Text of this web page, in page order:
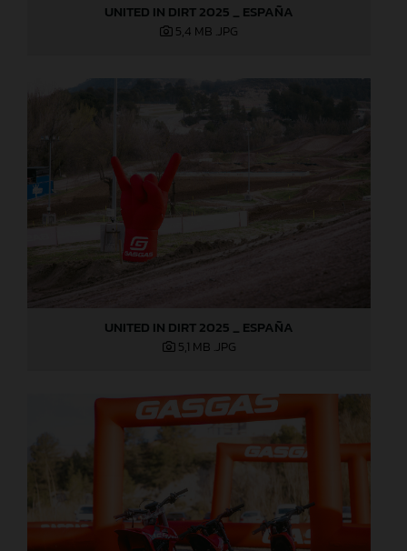
UNITED IN DIRT 2025 _ ESPAÑA
5,4 MB .JPG
UNITED IN DIRT 2025 _ ESPAÑA
5,1 MB .JPG